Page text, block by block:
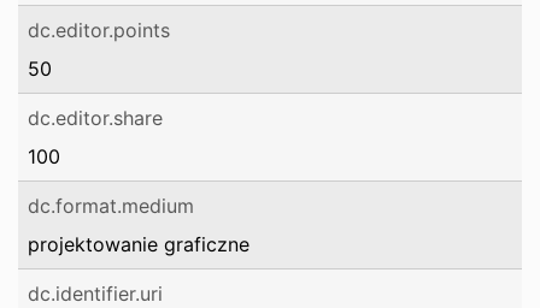
dc.editor.points
50
dc.editor.share
100
dc.format.medium
projektowanie graficzne
dc.identifier.uri